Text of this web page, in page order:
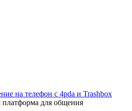
на телефон с 4pda и Trashbox
платформа для общения